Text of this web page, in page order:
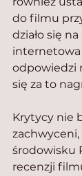
do filmu
działo się
odpowiedzi
się za to
Krytycy nie
środowisku
recenzji